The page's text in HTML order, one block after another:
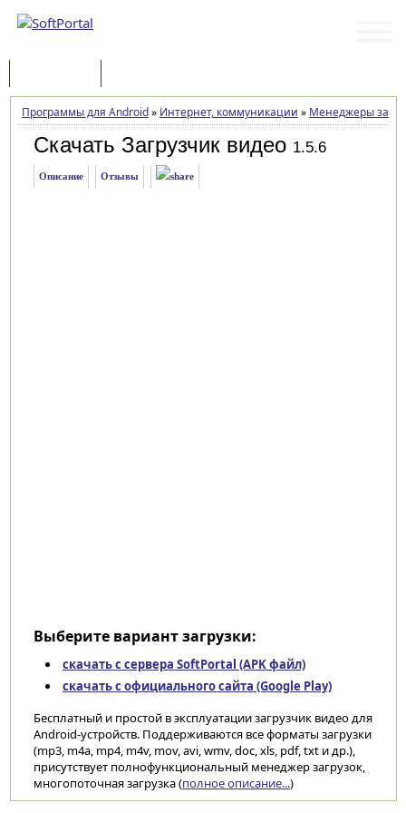
Программы для Android» Интернет, коммуникации » Менеджеры
Скачать Загрузчик видео 1.5.6
Описание Отзывы
Выберите вариант загрузки:
скачать с сервера SoftPortal (APK файл)
скачать с официального сайта (Google Play)
Бесплатный и простой в эксплуатации загрузчик видео для
Android-устройств. Поддерживаются все форматы загрузки
(mp3, m4a, mp4, m4v, mov, avi, wmv, doc, xls, pdf, txt и др.),
присутствует полнофункциональный менеджер загрузок,
многопоточная загрузка (полное описание...)